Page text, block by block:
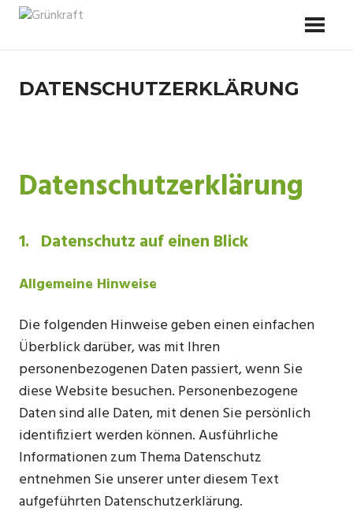
Zum
springen
DATENSCHUTZERKLÄRUNG
Datenschutzerklärung
1. Datenschutz auf einen Blick
Allgemeine Hinweise
Die folgenden Hinweise geben einen einfachen
Überblick darüber, was mit Ihren
personenbezogenen Daten passiert, wenn Sie
diese Website besuchen. Personenbezogene
Daten sind alle Daten, mit denen Sie persönlich
identifiziert werden können. Ausführliche
Informationen zum Thema Datenschutz
entnehmen Sie unserer unter diesem Text
aufgeführten Datenschutzerklärung.